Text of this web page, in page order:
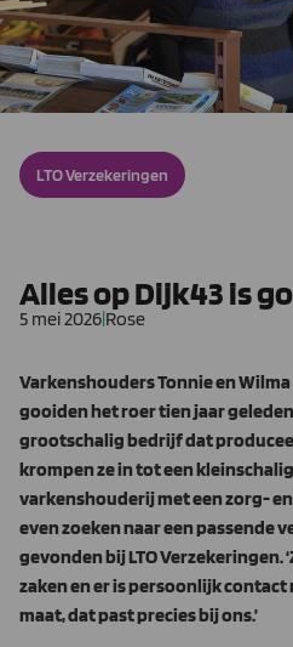
LTO Verzekeringen
Alles op Dijk43 is
5 mei 2026|Rose
Varkenshouders Tonnie en
gooiden het roer tien jaar
grootschalig bedrijf dat
krompen ze in tot een
varkenshouderij met een zorg-
even zoeken naar een passende
gevonden bij LTO Verzekeringen.
zaken en er is persoonlijk
maat, dat past precies bij ons.’